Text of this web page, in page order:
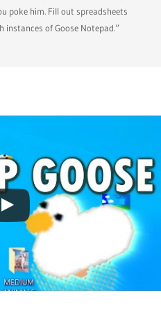
poke him. Fill out spreadsheets
instances of Goose Notepad.“